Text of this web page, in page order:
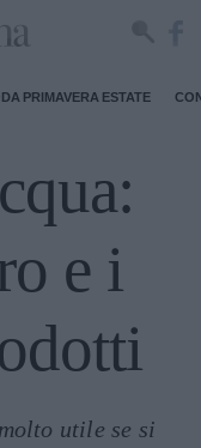
PRIMAVERA ESTATE
e i
utile se si